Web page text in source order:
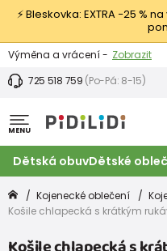
⚡ Bleskovka: EXTRA −25 %
Výměna a vrácení - Zobrazit
Sleva 100 Kč na první nákup -
725 518 759 (Po-Pá: 8-15)
MENU
Dětská obuvDětské
Kojenecké oblečení
Košile chlapecká s krátkým